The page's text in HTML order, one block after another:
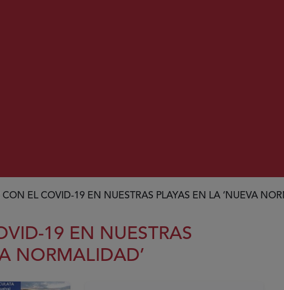
EL COVID-19 EN NUESTRAS PLAYAS EN LA ‘NUEVA
19 EN NUESTRAS
NORMALIDAD’